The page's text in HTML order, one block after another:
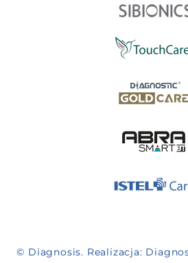
© Diagnosis. Realizacja: